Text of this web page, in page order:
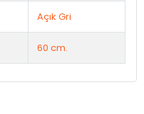
Açık Gri
60 cm.